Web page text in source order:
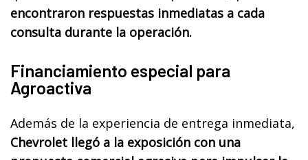
encontraron respuestas inmediatas a cada
consulta durante la operación.
Financiamiento especial para
Agroactiva
Además de la experiencia de entrega inmediata,
Chevrolet llegó a la exposición con una